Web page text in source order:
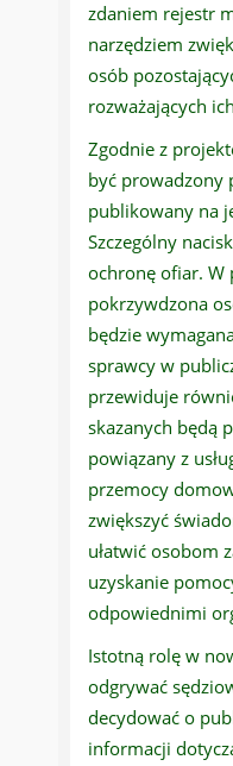
zdaniem rejestr
narzędziem
osób
rozważających
Zgodnie z
być prowadzony
publikowany na
Szczególny
ochronę ofiar. W
pokrzywdzona
będzie
sprawcy w
przewiduje
skazanych będą
powiązany z
przemocy
zwiększyć
ułatwić osobom
uzyskanie
odpowiednimi
Istotną rolę w
odgrywać
decydować o
informacji